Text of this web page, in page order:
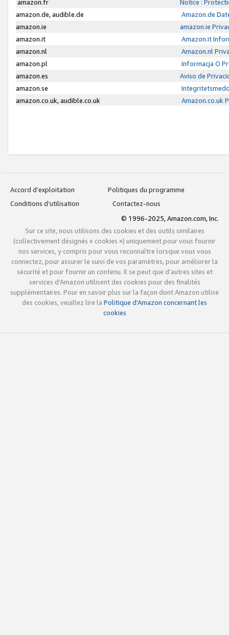
amazon.fr
Notice :
amazon.de, audible.de
Amazon.de
amazon.ie
amazon.ie
amazon.it
Amazon.it
amazon.nl
Amazon.nl
amazon.pl
Informacja O
amazon.es
Aviso de
amazon.se
amazon.co.uk, audible.co.uk
Amazon.co.uk
Accord d’exploitation
Politiques du programme
Conditions d’utilisation
Contactez-nous
© 1996-2025, Amazon.com, Inc.
Sur ce site, nous utilisons des cookies et des outils similaires
(collectivement désignés « cookies ») uniquement pour vous fournir
nos services, y compris pour vous reconnaître lorsque vous vous
connectez, pour assurer le suivi de vos paramètres, pour améliorer la
sécurité et pour fournir un contenu. Il se peut que d’autres sites et
services d’Amazon utilisent des cookies pour des finalités
supplémentaires. Pour en savoir plus sur la façon dont Amazon utilise
des cookies, veuillez lire la Politique d’Amazon concernant les
cookies